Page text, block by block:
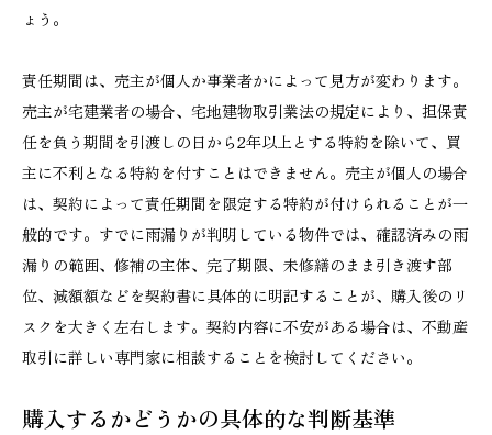
ょう。
責任期間は、売主が個人か事業者かによって見方が変わります。
売主が宅建業者の場合、宅地建物取引業法の規定により、担保責
任を負う期間を引渡しの日から2年以上とする特約を除いて、買
主に不利となる特約を付すことはできません。売主が個人の場合
は、契約によって責任期間を限定する特約が付けられることが一
般的です。すでに雨漏りが判明している物件では、確認済みの雨
漏りの範囲、修補の主体、完了期限、未修繕のまま引き渡す部
位、減額額などを契約書に具体的に明記することが、購入後のリ
スクを大きく左右します。契約内容に不安がある場合は、不動産
取引に詳しい専門家に相談することを検討してください。
購入するかどうかの具体的な判断基準